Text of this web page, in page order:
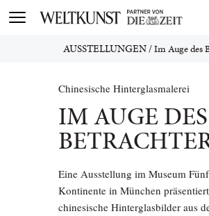
Toggle
AUSSTELLUNGEN/Im Auge des
Chinesische Hinterglasmalerei
IM AUGE DES
Eine Ausstellung im Museum Fünf
Kontinente in München präsentiert
chinesische Hinterglasbilder aus